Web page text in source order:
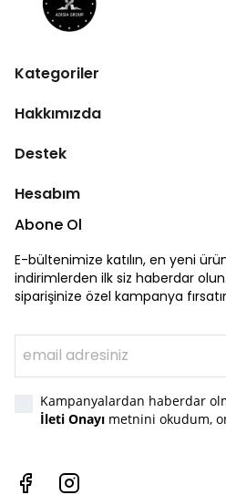
Kategoriler
Hakkımızda
Destek
Hesabım
Abone Ol
E-bültenimize katılın, en yeni
indirimlerden ilk siz haberdar
siparişinize özel kampanya
Kampanyalardan haberdar
İleti Onayı metnini okudum,